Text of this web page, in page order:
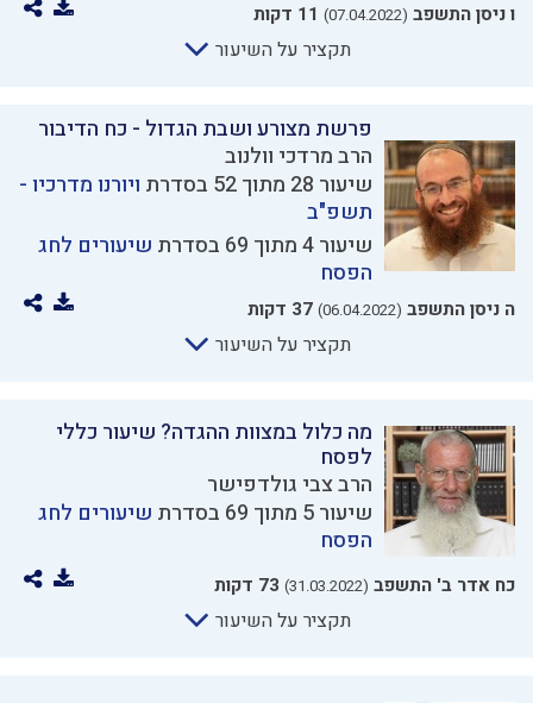
ו ניסן התשפב (07.04.2022) 11 דקות
תקציר על השיעור
פרשת מצורע ושבת הגדול - כח הדיבור
הרב מרדכי וולנוב
שיעור 28 מתוך 52 בסדרת
ויורנו מדרכיו -
תשפ"ב
שיעור 4 מתוך 69 בסדרת
שיעורים לחג
הפסח
ה ניסן התשפב (06.04.2022) 37 דקות
תקציר על השיעור
מה כלול במצוות ההגדה? שיעור כללי
לפסח
הרב צבי גולדפישר
שיעור 5 מתוך 69 בסדרת
שיעורים לחג
הפסח
כח אדר ב' התשפב (31.03.2022) 73 דקות
תקציר על השיעור